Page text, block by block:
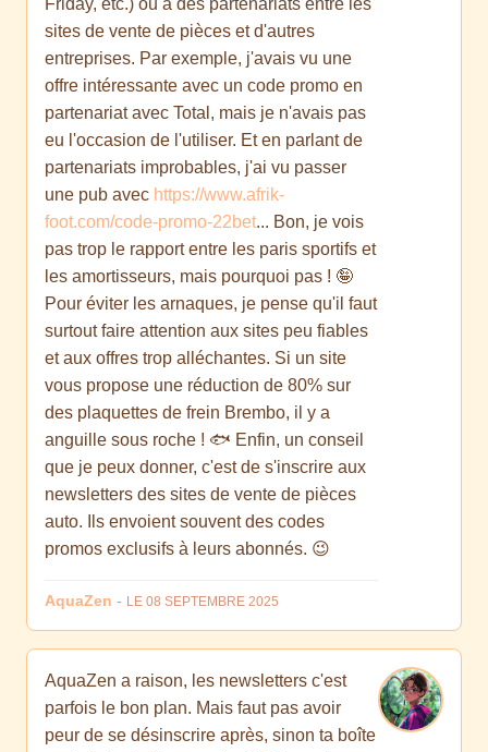
Friday, etc.) ou à des partenariats entre les
sites de vente de pièces et d'autres
entreprises. Par exemple, j'avais vu une
offre intéressante avec un code promo en
partenariat avec Total, mais je n'avais pas
eu l'occasion de l'utiliser. Et en parlant de
partenariats improbables, j'ai vu passer
une pub avec https://www.afrik-
foot.com/code-promo-22bet... Bon, je vois
pas trop le rapport entre les paris sportifs et
les amortisseurs, mais pourquoi pas ! 🤪
Pour éviter les arnaques, je pense qu'il faut
surtout faire attention aux sites peu fiables
et aux offres trop alléchantes. Si un site
vous propose une réduction de 80% sur
des plaquettes de frein Brembo, il y a
anguille sous roche ! 🐟 Enfin, un conseil
que je peux donner, c'est de s'inscrire aux
newsletters des sites de vente de pièces
auto. Ils envoient souvent des codes
promos exclusifs à leurs abonnés. 😉
AquaZen - LE 08 SEPTEMBRE 2025
AquaZen a raison, les newsletters c'est
parfois le bon plan. Mais faut pas avoir
peur de se désinscrire après, sinon ta boîte